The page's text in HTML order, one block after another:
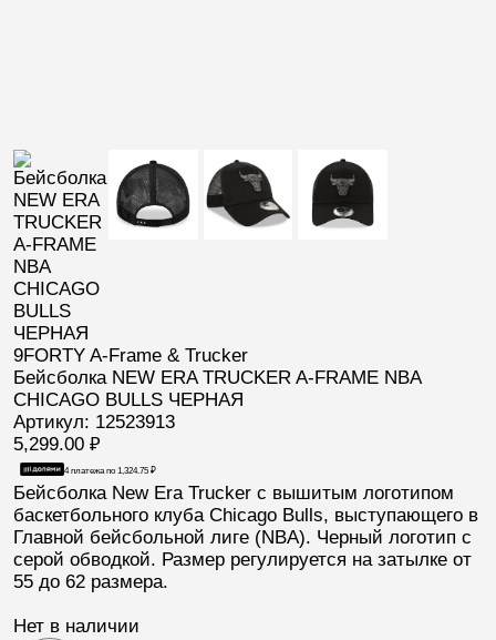
9FORTY A-Frame & Trucker
Бейсболка NEW ERA TRUCKER A-FRAME NBA
CHICAGO BULLS ЧЕРНАЯ
Артикул: 12523913
5,299.00 ₽
4 платежа по 1,324.75 ₽
Бейсболка New Era Truckerс вышитым логотипом
баскетбольного клуба Chicago Bulls, выступающего в
Главной бейсбольной лиге (NBA). Черный логотип с
серой обводкой. Размер регулируется на затылке от
55 до 62 размера.
Нет в наличии